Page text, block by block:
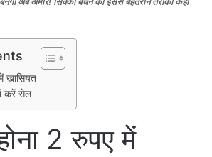
खासियत
करें सेल
2 रुपए में